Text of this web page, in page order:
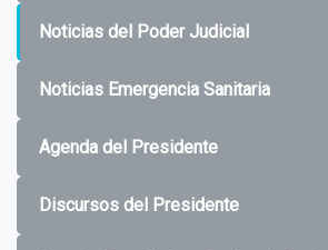
Noticias del Poder Judicial
Noticias Emergencia Sanitaria
Agenda del Presidente
Discursos del Presidente